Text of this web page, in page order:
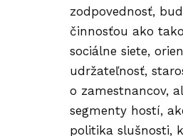
zodpovednosť,
činnosťou ako
sociálne siete,
udržateľnosť,
o zamestnancov,
segmenty hostí,
politika slušnosti,